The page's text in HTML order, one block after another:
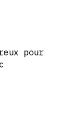
pour